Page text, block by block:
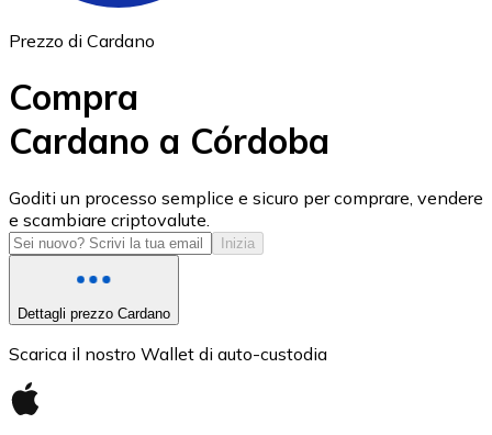
USD Coin
USDC
Prezzo di Cardano
Compra
Cardano a Córdoba
Goditi un processo semplice e sicuro per comprare, vendere
e scambiare criptovalute.
Inizia
Dettagli prezzo Cardano
Scarica il nostro Wallet di auto-custodia